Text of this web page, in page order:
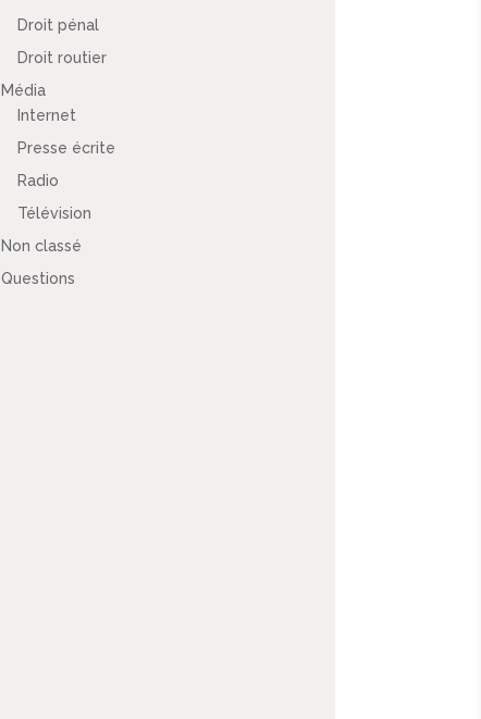
Droit pénal
Droit routier
Média
Internet
Presse écrite
Radio
Télévision
Non classé
Questions